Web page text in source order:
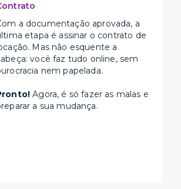
a documentação aprovada, a
etapa é assinar o contrato de
Mas não esquente a
você faz tudo online, sem
nem papelada.
Agora, é só fazer as malas e
a sua mudança.